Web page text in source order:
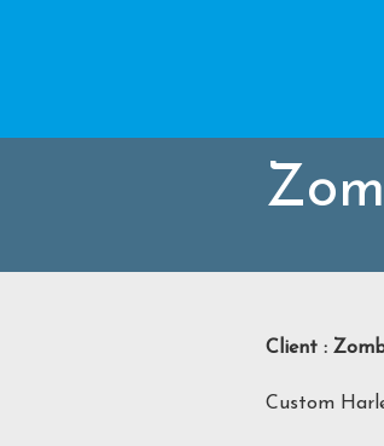
Client :
Custom